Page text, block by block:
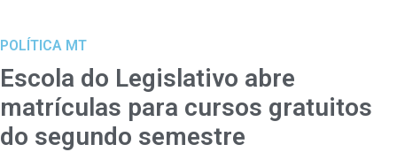
POLÍTICA MT
Escola do Legislativo abre
matrículas para cursos gratuitos
do segundo semestre